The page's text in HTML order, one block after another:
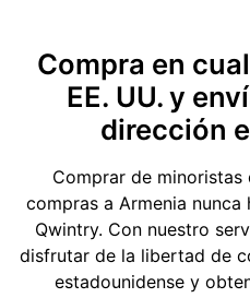
Compra en
EE. UU. y
dirección
Comprar de minoristas
compras a Armenia
Qwintry. Con nuestro
disfrutar de la libertad de
estadounidense y